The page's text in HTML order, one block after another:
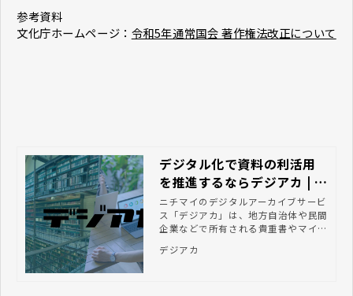
参考資料
文化庁ホームページ： 令和5年通常国会 著作権法改正について
デジタル化で資料の利活用
を推進するならデジアカ | 株
式会社ニチマイ
ニチマイのデジタルアーカイブサービ
ス「デジアカ」は、地方自治体や民間
企業などで所有される貴重書やマイク
支援するサービスです。昭和25年の創
デジアカ